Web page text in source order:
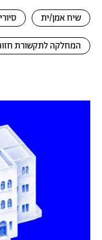
שיח אמן/ית
המחלקה לתקשורת